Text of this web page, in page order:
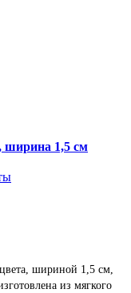
ширина 1,5 см
цвета, шириной 1,5 см,
из мягкого